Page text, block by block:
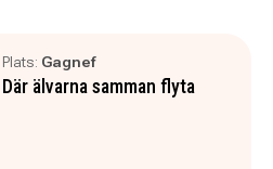
Plats: Gagnef
Där älvarna samman flyta